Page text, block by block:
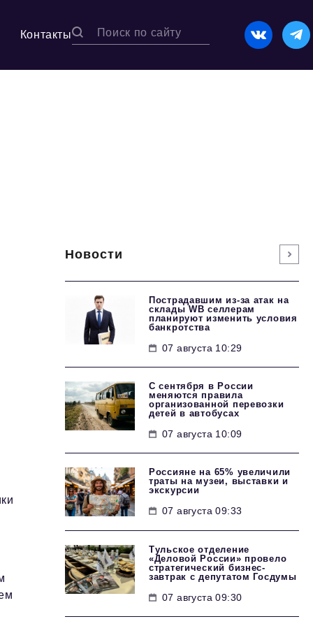
Контакты
Новости
Пострадавшим из-за атак на
склады WВ селлерам
планируют изменить условия
банкротства
07 августа 10:29
С сентября в России
меняются правила
организованной перевозки
детей в автобусах
07 августа 10:09
Россияне на 65% увеличили
траты на музеи, выставки и
экскурсии
07 августа 09:33
Тульское отделение
«Деловой России» провело
стратегический бизнес-
завтрак с депутатом Госдумы
07 августа 09:30